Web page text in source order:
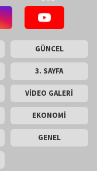
GÜNCEL
3. SAYFA
VİDEO GALERİ
EKONOMİ
GENEL